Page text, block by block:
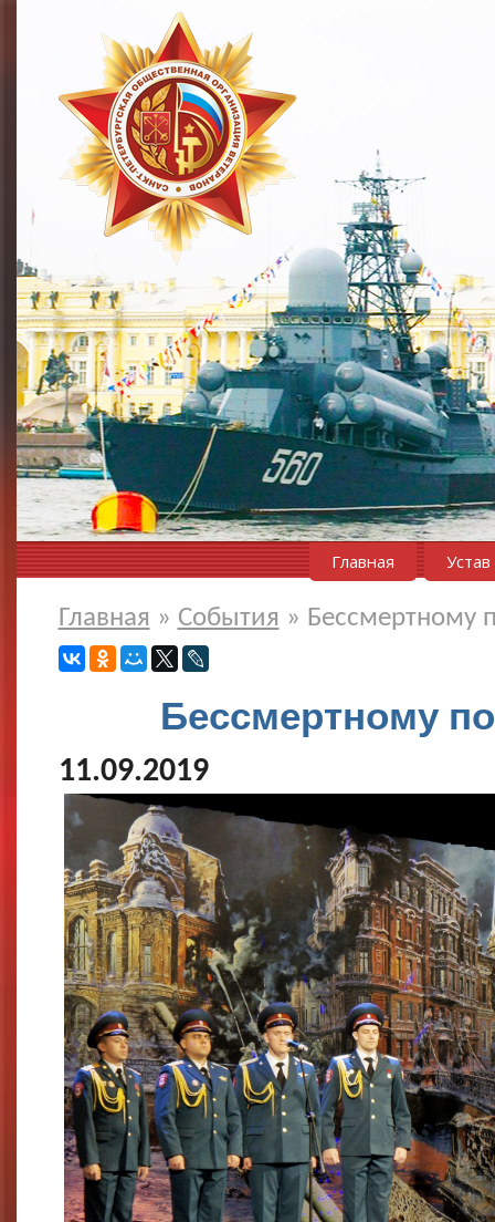
Главная Устав
Главная » События » Бессмертному
Бессмертному
11.09.2019